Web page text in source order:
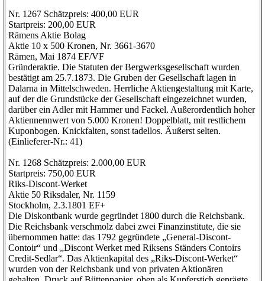
Nr. 1267 Schätzpreis: 400,00 EUR
Startpreis: 200,00 EUR
Rämens Aktie Bolag
Aktie 10 x 500 Kronen, Nr. 3661-3670
Rämen, Mai 1874 EF/VF
Gründeraktie. Die Statuten der Bergwerksgesellschaft wurden
bestätigt am 25.7.1873. Die Gruben der Gesellschaft lagen in
Dalarna in Mittelschweden. Herrliche Aktiengestaltung mit Karte,
auf der die Grundstücke der Gesellschaft eingezeichnet wurden,
darüber ein Adler mit Hammer und Fackel. Außerordentlich hoher
Aktiennennwert von 5.000 Kronen! Doppelblatt, mit restlichem
Kuponbogen. Knickfalten, sonst tadellos. Äußerst selten.
(Einlieferer-Nr.: 41)
Nr. 1268 Schätzpreis: 2.000,00 EUR
Startpreis: 750,00 EUR
Riks-Discont-Werket
Aktie 50 Riksdaler, Nr. 1159
Stockholm, 2.3.1801 EF+
Die Diskontbank wurde gegründet 1800 durch die Reichsbank.
Die Reichsbank verschmolz dabei zwei Finanzinstitute, die sie
übernommen hatte: das 1792 gegründete „General-Discont-
Contoir“ und „Discont Werket med Riksens Ständers Contoirs
Credit-Sedlar“. Das Aktienkapital des „Riks-Discont-Werket“
wurden von der Reichsbank und von privaten Aktionären